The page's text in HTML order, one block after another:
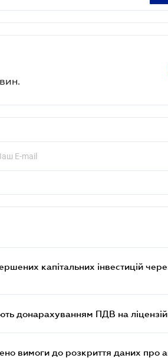
капітальних інвестицій
донарахуванням ПДВ на
вимоги до розкриття даних про